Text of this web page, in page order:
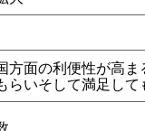
方面の利便性が高
らいそして満足し